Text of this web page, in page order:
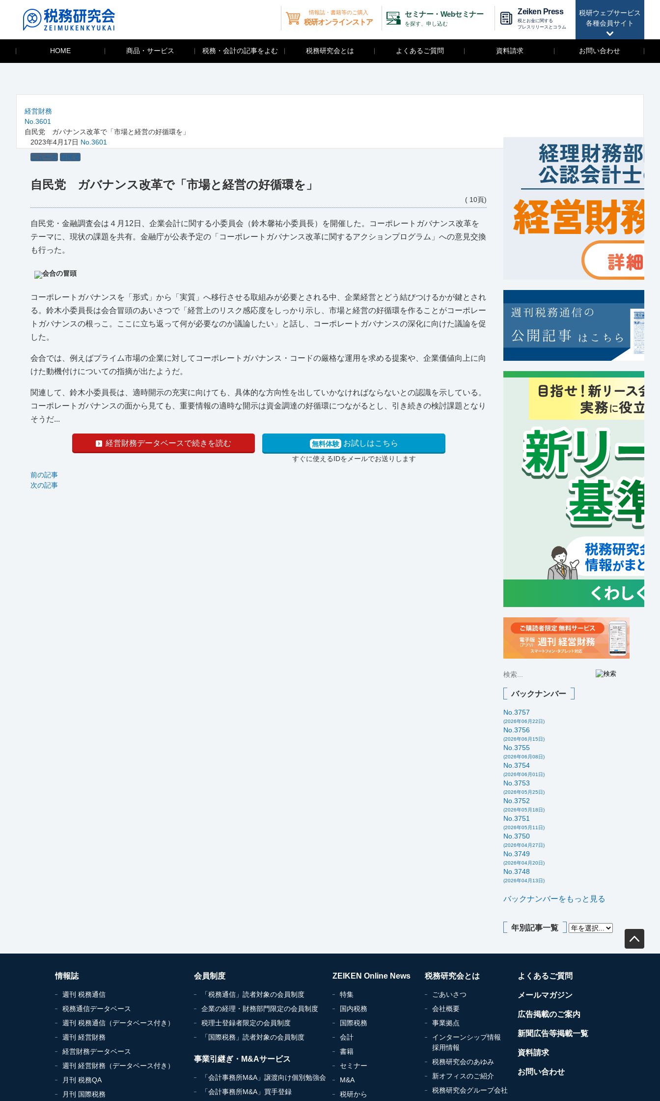
税研ウェブサービス
各種会員サイト
情報誌・書籍等のご購入
税研オンラインストア
セミナー・Webセミナー
を探す、申し込む
Zeiken Press
税とお金に関する
プレスリリースとコラム
HOME 商品・サービス 税務・会計の記事をよむ 税務研究会とは よくあるご質問 資料請求 お問い合わせ
経営財務
No.3601
自民党 ガバナンス改革で「市場と経営の好循環を」
2023年4月17日 No.3601
ニュース 自民党
自民党 ガバナンス改革で「市場と経営の好循環を」
( 10頁)
自民党・金融調査会は４月12日、企業会計に関する小委員会（鈴木馨祐小委員長）を開催した。コーポレートガバナンス改革を
テーマに、現状の課題を共有。金融庁が公表予定の「コーポレートガバナンス改革に関するアクションプログラム」への意見交換
も行った。
会合の冒頭
コーポレートガバナンスを「形式」から「実質」へ移行させる取組みが必要とされる中、企業経営とどう結びつけるかが鍵とされ
る。鈴木小委員長は会合冒頭のあいさつで「経営上のリスク感応度をしっかり示し、市場と経営の好循環を作ることがコーポレー
トガバナンスの根っこ。ここに立ち返って何が必要なのか議論したい」と話し、コーポレートガバナンスの深化に向けた議論を促
した。
会合では、例えばプライム市場の企業に対してコーポレートガバナンス・コードの厳格な運用を求める提案や、企業価値向上に向
けた動機付けについての指摘が出たようだ。
関連して、鈴木小委員長は、適時開示の充実に向けても、具体的な方向性を出していかなければならないとの認識を示している。
コーポレートガバナンスの面から見ても、重要情報の適時な開示は資金調達の好循環につながるとし、引き続きの検討課題となり
そうだ...
経営財務データベースで続きを読む 無料体験 お試しはこちら
すぐに使えるIDをメールでお送りします
前の記事
次の記事
バックナンバー
No.3757
(2026年06月22日)
No.3756
(2026年06月15日)
No.3755
(2026年06月08日)
No.3754
(2026年06月01日)
No.3753
(2026年05月25日)
No.3752
(2026年05月18日)
No.3751
(2026年05月11日)
No.3750
(2026年04月27日)
No.3749
(2026年04月20日)
No.3748
(2026年04月13日)
バックナンバーをもっと見る
年別記事一覧
情報誌
週刊 税務通信
税務通信データベース
週刊 税務通信（データベース付き）
週刊 経営財務
経営財務データベース
週刊 経営財務（データベース付き）
月刊 税務QA
月刊 国際税務
会員制度
「税務通信」読者対象の会員制度
企業の経理・財務部門限定の会員制度
税理士登録者限定の会員制度
「国際税務」読者対象の会員制度
事業引継ぎ・M&Aサービス
「会計事務所M&A」譲渡向け個別勉強会
「会計事務所M&A」買手登録
ZEIKEN Online News
特集
国内税務
国際税務
会計
書籍
セミナー
M&A
税研から
税務研究会とは
ごあいさつ
会社概要
事業拠点
インターンシップ情報
採用情報
税務研究会のあゆみ
新オフィスのご紹介
税務研究会グループ会社
よくあるご質問
メールマガジン
広告掲載のご案内
新聞広告等掲載一覧
資料請求
お問い合わせ